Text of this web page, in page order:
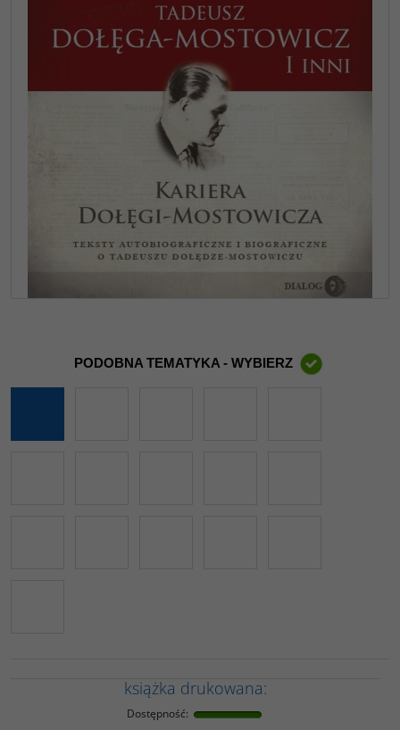
PODOBNA TEMATYKA - WYBIERZ
książka drukowana:
Dostępność: